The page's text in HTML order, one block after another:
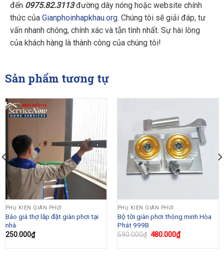
đến 0975.82.3113đường dây nóng hoặc website chính
thức của Gianphoinhapkhau.org. Chúng tôi sẽ giải đáp, tư
vấn nhanh chóng, chính xác và tận tình nhất. Sự hài lòng
của khách hàng là thành công của chúng tôi!
Sản phẩm tương tự
PHỤ KIỆN GIÀN PHƠI
Báo giá thợ lắp đặt giàn phơi tại
nhà
250.000₫
PHỤ KIỆN GIÀN PHƠI
Bộ tời giàn phơi thông minh Hòa
Phát 999B
590.000₫ Original
was:
480.000₫Current
price
is: